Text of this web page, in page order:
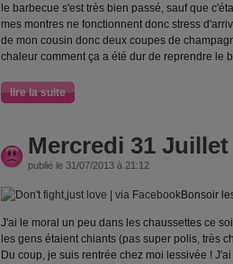
le barbecue s'est très bien passé, sauf que
mes montres ne fonctionnent donc stress
de mon cousin donc deux coupes de
chaleur comment ça a été dur de reprendre le
lire la suite
Mercredi 31 Juillet
publié le 31/07/2013 à 21:12
Bonsoir
J'ai le moral un peu dans les chaussettes ce
les gens étaient chiants (pas super polis, très
Du coup, je suis rentrée chez moi lessivée !